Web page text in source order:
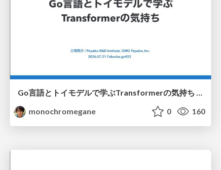
Go言語とトイモデルで学ぶTransformerの気持ち / fukuokago23-transformer
monochromegane
0 160